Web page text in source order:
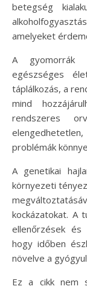
betegség
amelyeket
A gyomorrák
egészséges
táplálkozás, a
mind
rendszeres
problémák
A genetikai
környezeti
kockázatokat. A
ellenőrzések és
hogy időben
növelve a
Ez a cikk nem